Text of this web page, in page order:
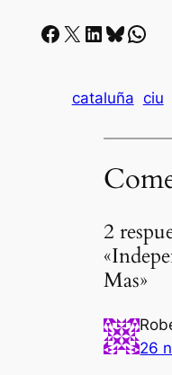
Facebook X LinkedIn Bluesky Whatsapp
cataluña ciu
2
Mas»
26